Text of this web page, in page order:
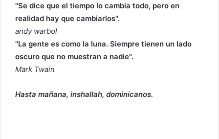
"Se dice que el tiempo lo cambia todo, pero en
realidad hay que cambiarlos".
andy warbol
"La gente es como la luna. Siempre tienen un lado
oscuro que no muestran a nadie".
Mark Twain
Hasta mañana, inshallah, dominicanos.